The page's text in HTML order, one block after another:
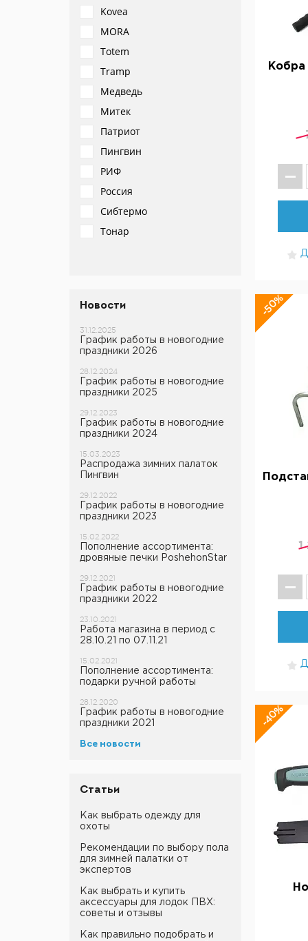
Kovea
MORA
Totem
Tramp
Медведь
Митек
Патриот
Пингвин
РИФ
Россия
Сибтермо
Тонар
Новости
31.12.2025
График работы в новогодние
праздники 2026
28.12.2024
График работы в новогодние
праздники 2025
29.12.2023
График работы в новогодние
праздники 2024
15.03.2023
Распродажа зимних палаток
Пингвин
29.12.2022
График работы в новогодние
праздники 2023
15.02.2022
Пополнение ассортимента:
дровяные печки PoshehonStar
29.12.2021
График работы в новогодние
праздники 2022
23.10.2021
Работа магазина в период с
28.10.21 по 07.11.21
15.02.2021
Пополнение ассортимента:
подарки ручной работы
28.12.2020
График работы в новогодние
праздники 2021
Все новости
Статьи
Как выбрать одежду для
охоты
Рекомендации по выбору пола
для зимней палатки от
экспертов
Как выбрать и купить
аксессуары для лодок ПВХ:
советы и отзывы
Как правильно подобрать и
-50%
1
-40%